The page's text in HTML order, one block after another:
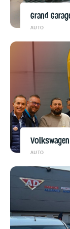
AUTO
Volkswagen
AUTO